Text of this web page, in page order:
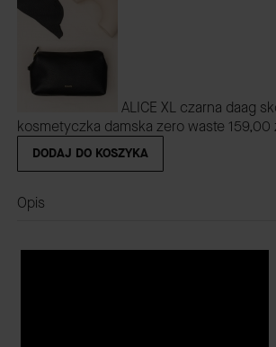
ALICE XL czarna daag
kosmetyczka damska zero waste 159,00
DODAJ DO KOSZYKA
Opis